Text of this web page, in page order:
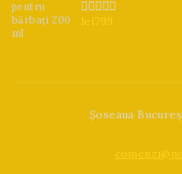
0lei799
Șoseaua